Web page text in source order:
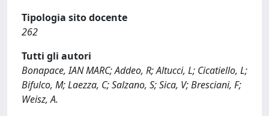
Tipologia sito docente
262
Tutti gli autori
Bonapace, IAN MARC; Addeo, R; Altucci, L; Cicatiello, L;
Bifulco, M; Laezza, C; Salzano, S; Sica, V; Bresciani, F;
Weisz, A.